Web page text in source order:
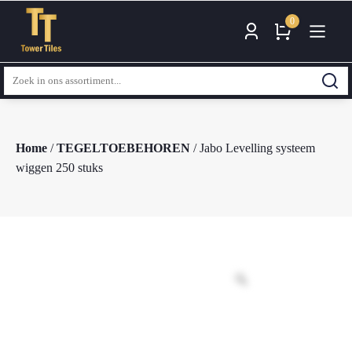
0
Zoeken
naar:
Home /TEGELTOEBEHOREN / Jabo Levelling systeem
wiggen 250 stuks